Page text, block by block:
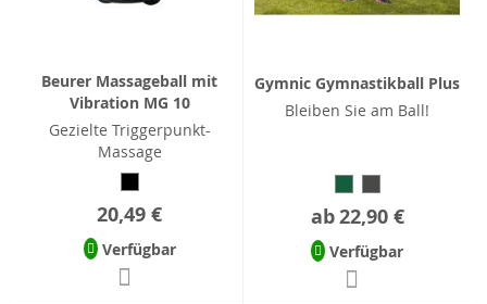
Beurer Massageball mit
Vibration MG 10
Gezielte Triggerpunkt-
Massage
20,49 €
Verfügbar
Gymnic Gymnastikball Plus
Bleiben Sie am Ball!
ab22,90 €
Verfügbar